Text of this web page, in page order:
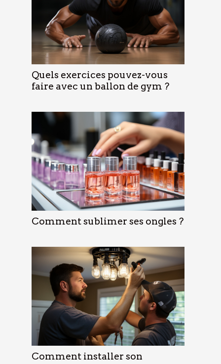
Quels exercices pouvez-vous
faire avec un ballon de gym ?
Comment sublimer ses ongles ?
Comment installer son